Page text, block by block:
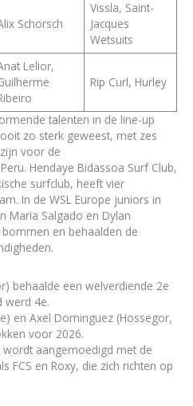
Schorsch
Vissla, Saint-
Jacques
Wetsuits
Lelior,
Rip Curl, Hurley
talenten in de line-up
zo sterk geweest, met zes
voor de
Hendaye Bidassoa Surf Club,
surfclub, heeft vier
In de WSL Europe juniors in
Maria Salgado en Dylan
en behaalden de
behaalde een welverdiende 2e
werd 4e.
en Axel Dominguez (Hossegor,
voor 2026.
aangemoedigd met de
FCS en Roxy, die zich richten op